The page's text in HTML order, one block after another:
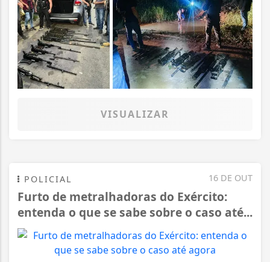
VISUALIZAR
16 DE OUT
POLICIAL
Furto de metralhadoras do Exército:
entenda o que se sabe sobre o caso até...